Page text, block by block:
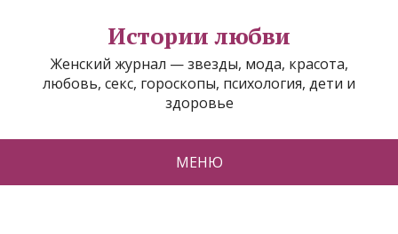
Истории любви
Женский журнал — звезды, мода, красота,
любовь, секс, гороскопы, психология, дети и
здоровье
МЕНЮ